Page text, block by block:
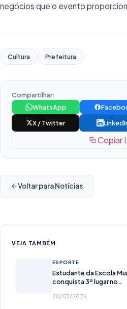
negócios que o evento
Cultura Prefeitura
Compartilhar:
WhatsApp
X / Twitter
Copiar
Voltar para Notícias
VEJA TAMBÉM
ESPORTE
Estudante da Escola
conquista 3º lugar no…
20/07/2026